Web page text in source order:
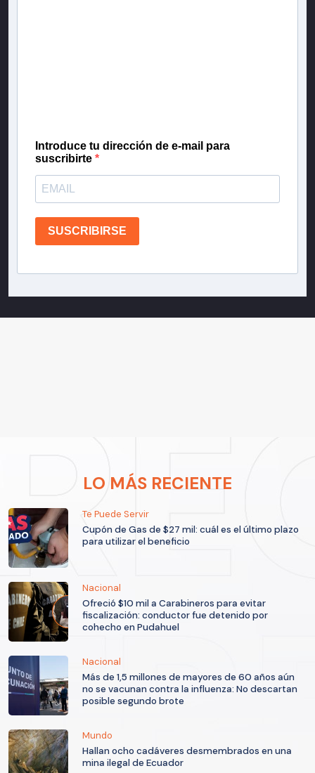
Introduce tu dirección de e-mail para
suscribirte
SUSCRIBIRSE
LO MÁS RECIENTE
Te Puede Servir
Cupón de Gas de $27 mil: cuál es el último plazo
para utilizar el beneficio
Nacional
Ofreció $10 mil a Carabineros para evitar
fiscalización: conductor fue detenido por
cohecho en Pudahuel
Nacional
Más de 1,5 millones de mayores de 60 años aún
no se vacunan contra la influenza: No descartan
posible segundo brote
Mundo
Hallan ocho cadáveres desmembrados en una
mina ilegal de Ecuador